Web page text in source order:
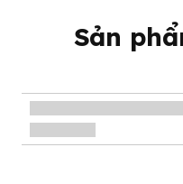
Sản